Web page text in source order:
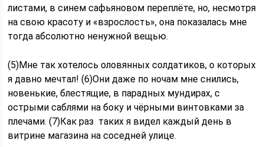
листами, в синем сафьяновом переплёте, но, несмотря
на свою красоту и «взрослость», она показалась мне
тогда абсолютно ненужной вещью.
(5)Мне так хотелось оловянных солдатиков, о которых
я давно мечтал! (6)Они даже по ночам мне снились,
новенькие, блестящие, в парадных мундирах, с
острыми саблями на боку и чёрными винтовками за
плечами. (7)Как раз таких я видел каждый день в
витрине магазина на соседней улице.